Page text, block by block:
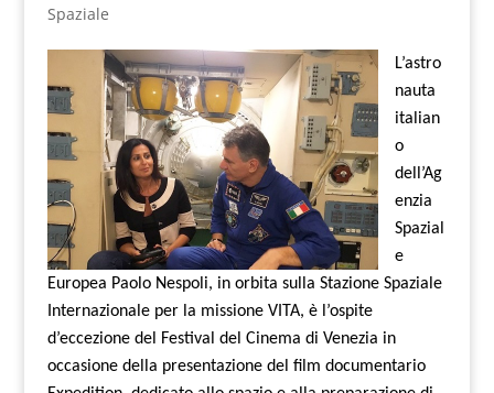
Spaziale
L’astro
nauta
italian
o
dell’Ag
enzia
Spazial
e
Europea Paolo Nespoli, in orbita sulla Stazione Spaziale
Internazionale per la missione VITA, è l’ospite
d’eccezione del Festival del Cinema di Venezia in
occasione della presentazione del film documentario